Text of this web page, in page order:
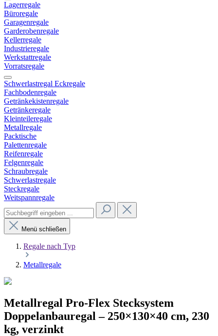
Lagerregale
Büroregale
Garagenregale
Garderobenregale
Kellerregale
Industrieregale
Werkstattregale
Vorratsregale
Schwerlastregal Eckregale
Fachbodenregale
Getränkekistenregale
Getränkeregale
Kleinteileregale
Metallregale
Packtische
Palettenregale
Reifenregale
Felgenregale
Schraubregale
Schwerlastregale
Steckregale
Weitspannregale
Menü schließen
Regale nach Typ
Metallregale
Metallregal Pro-Flex Stecksystem
Doppelanbauregal – 250×130×40 cm, 230
kg, verzinkt